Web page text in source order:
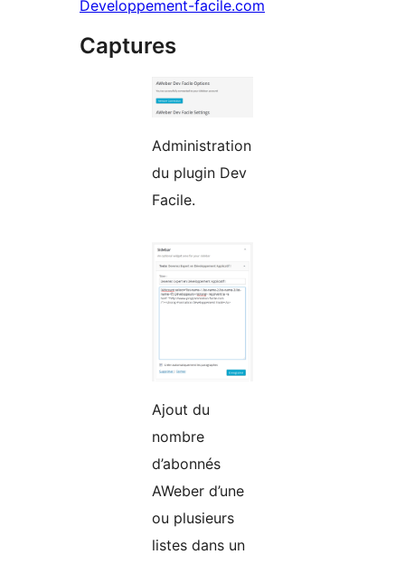
Developpement-facile.com
Captures
Administration
du plugin Dev
Facile.
Ajout du
nombre
d’abonnés
AWeber d’une
ou plusieurs
listes dans un